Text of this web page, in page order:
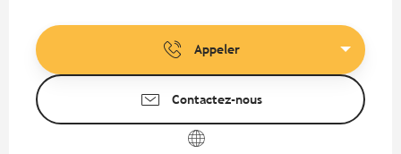
Appeler
Contactez-nous